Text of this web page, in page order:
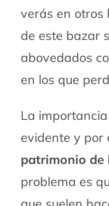
verás en otros
de este bazar
abovedados
en los que
La
evidente y por
patrimonio de
problema es